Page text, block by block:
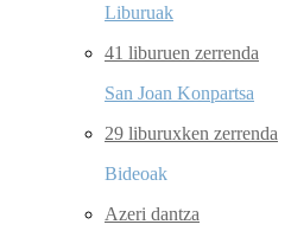
Liburuak
41 liburuen zerrenda
San Joan Konpartsa
29 liburuxken zerrenda
Bideoak
Azeri dantza